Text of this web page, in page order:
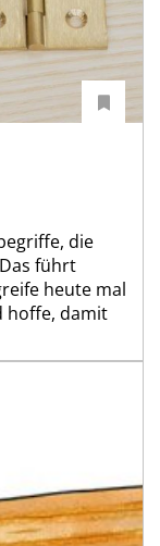
die
führt
heute mal
hoffe, damit